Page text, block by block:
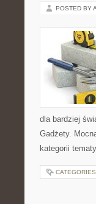
POSTED BY
dla bardziej
Gadżety.
kategorii